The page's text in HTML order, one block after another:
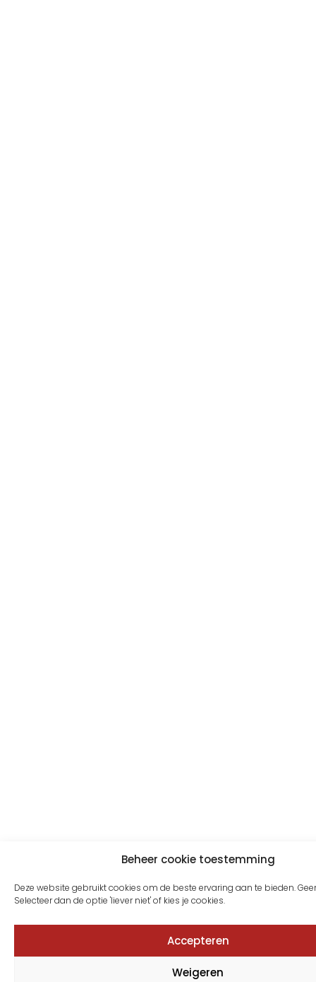
Beheer cookie toestemming
Deze website gebruikt cookies om de beste ervaring aan te bieden.
Selecteer dan de optie 'liever niet' of kies je cookies.
Accepteren
Weigeren